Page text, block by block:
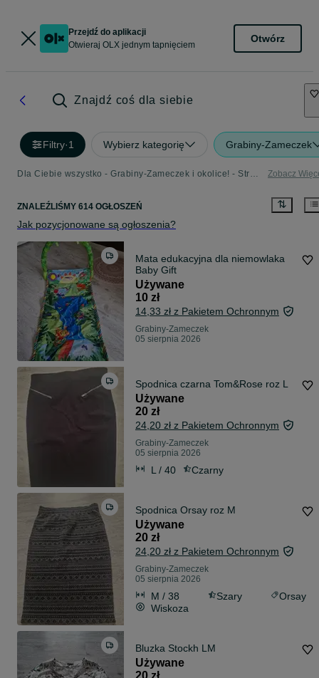
Przejdź do aplikacji
Otwieraj OLX jednym tapnięciem
Otwórz
Znajdź coś dla siebie
Filtry·1 Wybierz kategorię Grabiny-Zameczek
Dla Ciebie wszystko - Grabiny-Zameczek i okolice! - Strona 3 Zobacz
ZNALEŹLIŚMY 614 OGŁOSZEŃ
Jak pozycjonowane są ogłoszenia?
Mata edukacyjna dla niemowlaka
Baby Gift
Używane
10 zł
14,33 zł z Pakietem Ochronnym
Grabiny-Zameczek
05 sierpnia 2026
Spodnica czarna Tom&Rose roz L
Używane
20 zł
24,20 zł z Pakietem Ochronnym
Grabiny-Zameczek
05 sierpnia 2026
L / 40 Czarny
Spodnica Orsay roz M
Używane
20 zł
24,20 zł z Pakietem Ochronnym
Grabiny-Zameczek
05 sierpnia 2026
M / 38 Szary
Orsay
Wiskoza
Bluzka Stockh LM
Używane